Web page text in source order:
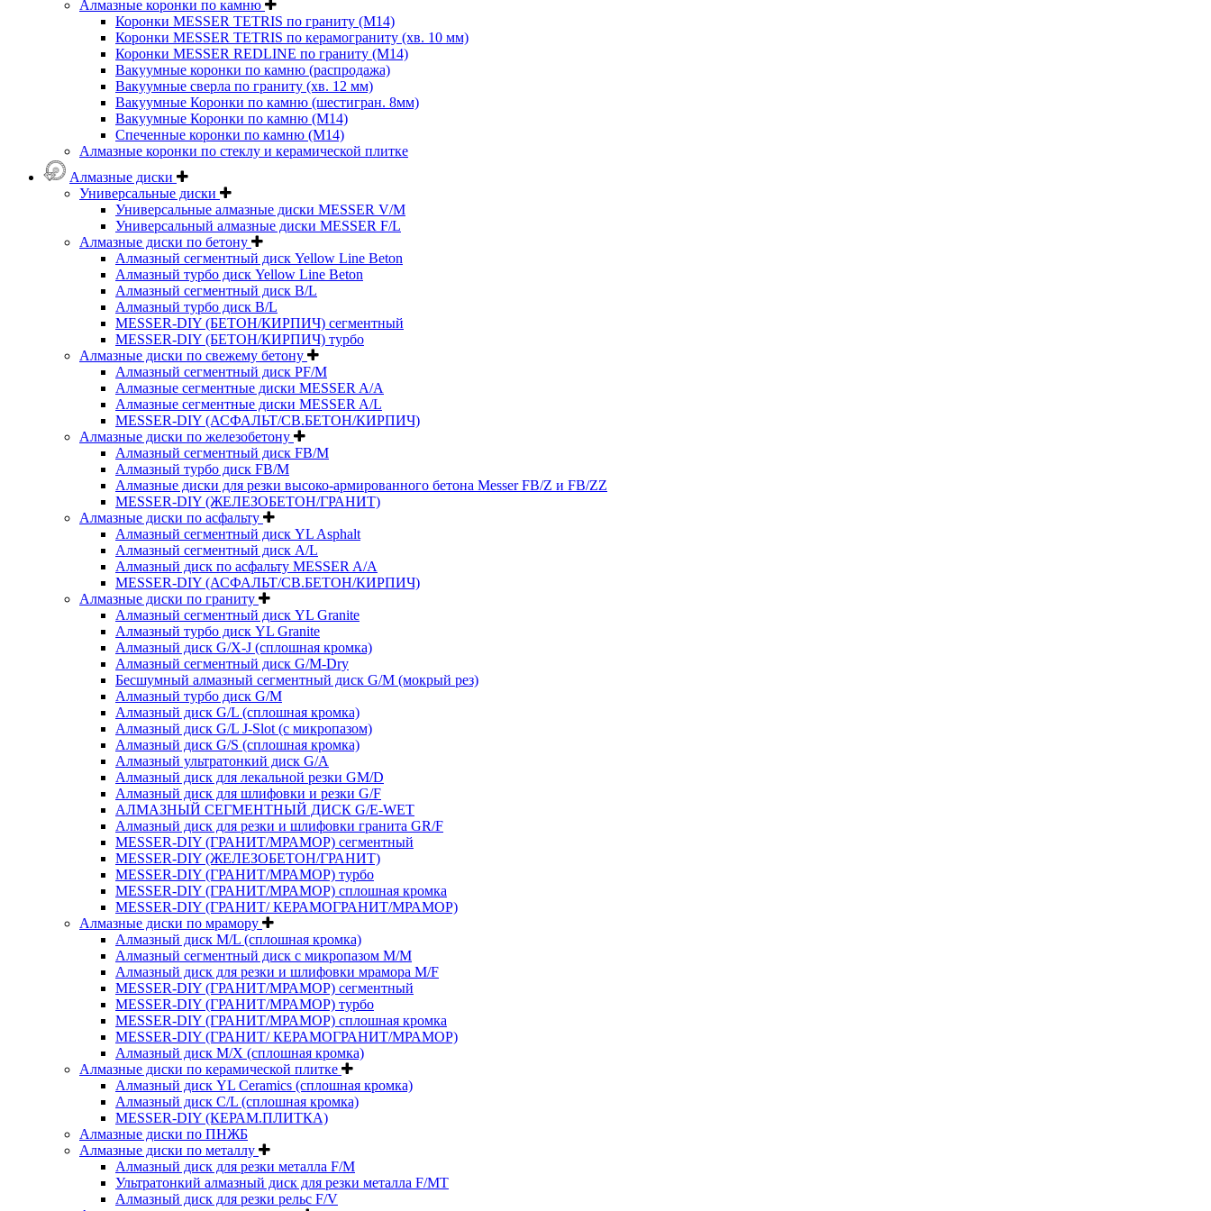
Алмазные коронки по камню
Коронки MESSER TETRIS по граниту (М14)
Коронки MESSER TETRIS по керамограниту (хв. 10 мм)
Коронки MESSER REDLINE по граниту (М14)
Вакуумные коронки по камню (распродажа)
Вакуумные сверла по граниту (хв. 12 мм)
Вакуумные Коронки по камню (шестигран. 8мм)
Вакуумные Коронки по камню (M14)
Спеченные коронки по камню (M14)
Алмазные коронки по стеклу и керамической плитке
Алмазные диски
Универсальные диски
Универсальные алмазные диски MESSER V/M
Универсальный алмазные диски MESSER F/L
Алмазные диски по бетону
Алмазный сегментный диск Yellow Line Beton
Алмазный турбо диск Yellow Line Beton
Алмазный сегментный диск B/L
Алмазный турбо диск B/L
MESSER-DIY (БЕТОН/КИРПИЧ) сегментный
MESSER-DIY (БЕТОН/КИРПИЧ) турбо
Алмазные диски по свежему бетону
Алмазный сегментный диск PF/M
Алмазные сегментные диски MESSER A/A
Алмазные сегментные диски MESSER A/L
MESSER-DIY (АСФАЛЬТ/СВ.БЕТОН/КИРПИЧ)
Алмазные диски по железобетону
Алмазный сегментный диск FB/M
Алмазный турбо диск FB/M
Алмазные диски для резки высоко-армированного бетона Messer FB/Z и FB/ZZ
MESSER-DIY (ЖЕЛЕЗОБЕТОН/ГРАНИТ)
Алмазные диски по асфальту
Алмазный сегментный диск YL Asphalt
Алмазный сегментный диск A/L
Алмазный диск по асфальту MESSER A/A
MESSER-DIY (АСФАЛЬТ/СВ.БЕТОН/КИРПИЧ)
Алмазные диски по граниту
Алмазный сегментный диск YL Granite
Алмазный турбо диск YL Granite
Алмазный диск G/X-J (сплошная кромка)
Алмазный сегментный диск G/M-Dry
Бесшумный алмазный сегментный диск G/M (мокрый рез)
Алмазный турбо диск G/M
Алмазный диск G/L (сплошная кромка)
Алмазный диск G/L J-Slot (с микропазом)
Алмазный диск G/S (сплошная кромка)
Алмазный ультратонкий диск G/A
Алмазный диск для лекальной резки GM/D
Алмазный диск для шлифовки и резки G/F
АЛМАЗНЫЙ СЕГМЕНТНЫЙ ДИСК G/E-WET
Алмазный диск для резки и шлифовки гранита GR/F
MESSER-DIY (ГРАНИТ/МРАМОР) сегментный
MESSER-DIY (ЖЕЛЕЗОБЕТОН/ГРАНИТ)
MESSER-DIY (ГРАНИТ/МРАМОР) турбо
MESSER-DIY (ГРАНИТ/МРАМОР) сплошная кромка
MESSER-DIY (ГРАНИТ/ КЕРАМОГРАНИТ/МРАМОР)
Алмазные диски по мрамору
Алмазный диск M/L (сплошная кромка)
Алмазный сегментный диск с микропазом M/M
Алмазный диск для резки и шлифовки мрамора M/F
MESSER-DIY (ГРАНИТ/МРАМОР) сегментный
MESSER-DIY (ГРАНИТ/МРАМОР) турбо
MESSER-DIY (ГРАНИТ/МРАМОР) сплошная кромка
MESSER-DIY (ГРАНИТ/ КЕРАМОГРАНИТ/МРАМОР)
Алмазный диск M/X (сплошная кромка)
Алмазные диски по керамической плитке
Алмазный диск YL Ceramics (сплошная кромка)
Алмазный диск C/L (сплошная кромка)
MESSER-DIY (КЕРАМ.ПЛИТКА)
Алмазные диски по ПНЖБ
Алмазные диски по металлу
Алмазный диск для резки металла F/M
Ультратонкий алмазный диск для резки металла F/MT
Алмазный диск для резки рельс F/V